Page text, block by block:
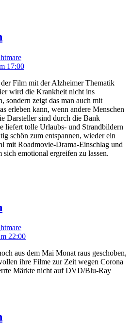
17:00
Film mit der Alzheimer Thematik
wird die Krankheit nicht ins
sondern zeigt das man auch mit
erleben kann, wenn andere Menschen
Darsteller sind durch die Bank
liefert tolle Urlaubs- und Strandbildern
schön zum entspannen, wieder ein
mit Roadmovie-Drama-Einschlag und
emotional ergreifen zu lassen.
22:00
aus dem Mai Monat raus geschoben,
ihre Filme zur Zeit wegen Corona
Märkte nicht auf DVD/Blu-Ray